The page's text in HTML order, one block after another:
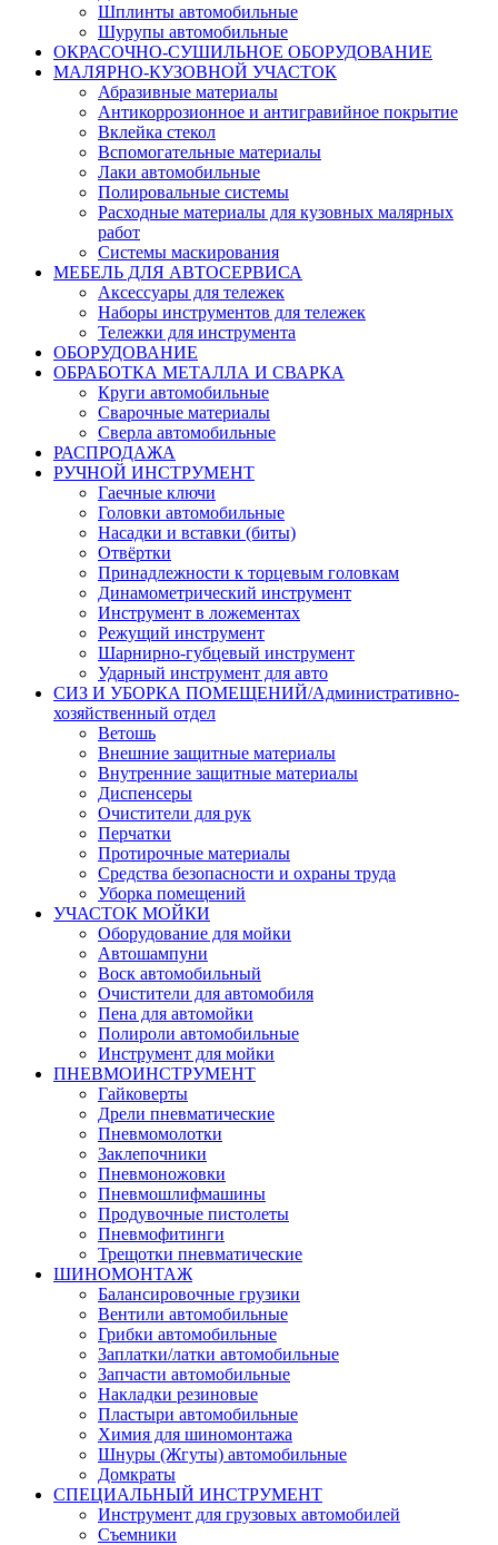
Шплинты автомобильные
Шурупы автомобильные
ОКРАСОЧНО-СУШИЛЬНОЕ ОБОРУДОВАНИЕ
МАЛЯРНО-КУЗОВНОЙ УЧАСТОК
Абразивные материалы
Антикоррозионное и антигравийное покрытие
Вклейка стекол
Вспомогательные материалы
Лаки автомобильные
Полировальные системы
Расходные материалы для кузовных малярных
работ
Системы маскирования
МЕБЕЛЬ ДЛЯ АВТОСЕРВИСА
Аксессуары для тележек
Наборы инструментов для тележек
Тележки для инструмента
ОБОРУДОВАНИЕ
ОБРАБОТКА МЕТАЛЛА И СВАРКА
Круги автомобильные
Сварочные материалы
Сверла автомобильные
РАСПРОДАЖА
РУЧНОЙ ИНСТРУМЕНТ
Гаечные ключи
Головки автомобильные
Насадки и вставки (биты)
Отвёртки
Принадлежности к торцевым головкам
Динамометрический инструмент
Инструмент в ложементах
Режущий инструмент
Шарнирно-губцевый инструмент
Ударный инструмент для авто
СИЗ И УБОРКА ПОМЕЩЕНИЙ/Административно-
хозяйственный отдел
Ветошь
Внешние защитные материалы
Внутренние защитные материалы
Диспенсеры
Очистители для рук
Перчатки
Протирочные материалы
Средства безопасности и охраны труда
Уборка помещений
УЧАСТОК МОЙКИ
Оборудование для мойки
Автошампуни
Воск автомобильный
Очистители для автомобиля
Пена для автомойки
Полироли автомобильные
Инструмент для мойки
ПНЕВМОИНСТРУМЕНТ
Гайковерты
Дрели пневматические
Пневмомолотки
Заклепочники
Пневмоножовки
Пневмошлифмашины
Продувочные пистолеты
Пневмофитинги
Трещотки пневматические
ШИНОМОНТАЖ
Балансировочные грузики
Вентили автомобильные
Грибки автомобильные
Заплатки/латки автомобильные
Запчасти автомобильные
Накладки резиновые
Пластыри автомобильные
Химия для шиномонтажа
Шнуры (Жгуты) автомобильные
Домкраты
СПЕЦИАЛЬНЫЙ ИНСТРУМЕНТ
Инструмент для грузовых автомобилей
Съемники